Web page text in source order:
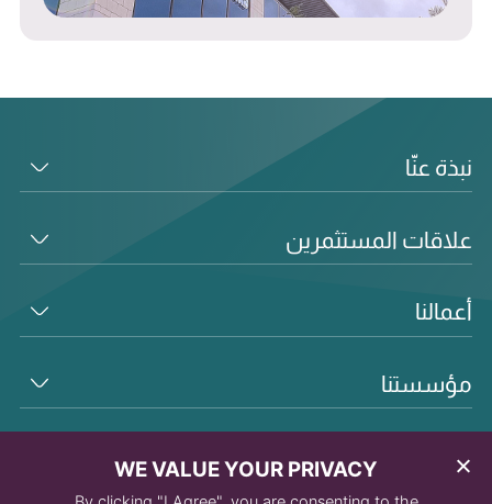
نبذة عنّا
علاقات المستثمرين
أعمالنا
مؤسستنا
WE VALUE YOUR PRIVACY